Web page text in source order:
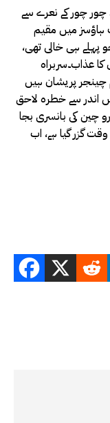
چور چور کے نعرے سے
ہاؤسز میں مقیم
پہلے ہی خالی تھی،
عذاب۔سربراہ
چینجر پریشان ہیں
اندر سے خطرہ لاحق
چین کی بانسری بجا
گزر گیا ہے، اب